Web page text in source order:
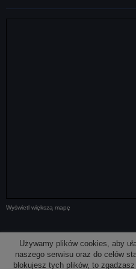
Wyświetl większą mapę
Media społecznościowe
Używamy plików cookies, aby
naszego serwisu oraz do celów
blokujesz tych plików, to